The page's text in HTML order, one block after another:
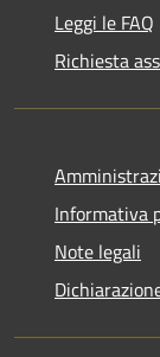
Leggi le FAQ
Richiesta
Informativa
Note legali